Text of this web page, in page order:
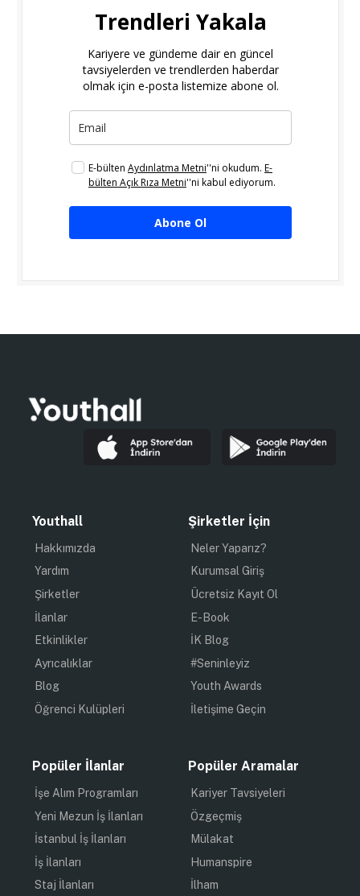
Trendleri Yakala
Kariyere ve gündeme dair en güncel
tavsiyelerden ve trendlerden haberdar
olmak için e-posta listemize abone ol.
E-bülten Aydınlatma Metni''ni okudum. E-
bülten Açık Rıza Metni''ni kabul ediyorum.
Abone Ol
Youthall
Hakkımızda
Yardım
Şirketler
İlanlar
Etkinlikler
Ayrıcalıklar
Blog
Öğrenci Kulüpleri
Şirketler İçin
Neler Yaparız?
Kurumsal Giriş
Ücretsiz Kayıt Ol
E-Book
İK Blog
#Seninleyiz
Youth Awards
İletişime Geçin
Popüler İlanlar
İşe Alım Programları
Yeni Mezun İş İlanları
İstanbul İş İlanları
İş İlanları
Staj İlanları
Popüler Aramalar
Kariyer Tavsiyeleri
Özgeçmiş
Mülakat
Humanspire
İlham